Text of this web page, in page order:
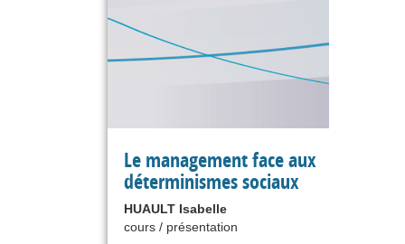
Le management face aux
déterminismes sociaux
HUAULT Isabelle
cours / présentation